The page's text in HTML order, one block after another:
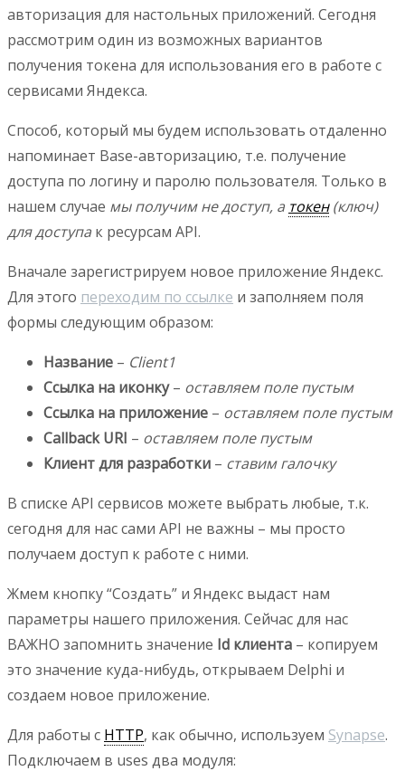
авторизация для настольных приложений. Сегодня
рассмотрим один из возможных вариантов
получения токена для использования его в работе с
сервисами Яндекса.
Способ, который мы будем использовать отдаленно
напоминает Base-авторизацию, т.е. получение
доступа по логину и паролю пользователя. Только в
нашем случае мы получим не доступ, а токен(ключ)
для доступа к ресурсам API.
Вначале зарегистрируем новое приложение Яндекс.
Для этого переходим по ссылке и заполняем поля
формы следующим образом:
Название – Client1
Ссылка на иконку– оставляем поле пустым
Ссылка на приложение – оставляем поле пустым
Callback URI – оставляем поле пустым
Клиент для разработки – ставим галочку
В списке API сервисов можете выбрать любые, т.к.
сегодня для нас сами API не важны – мы просто
получаем доступ к работе с ними.
Жмем кнопку “Создать” и Яндекс выдаст нам
параметры нашего приложения. Сейчас для нас
ВАЖНО запомнить значение Id клиента – копируем
это значение куда-нибудь, открываем Delphi и
создаем новое приложение.
Для работы с HTTP, как обычно, используем Synapse.
Подключаем в uses два модуля: